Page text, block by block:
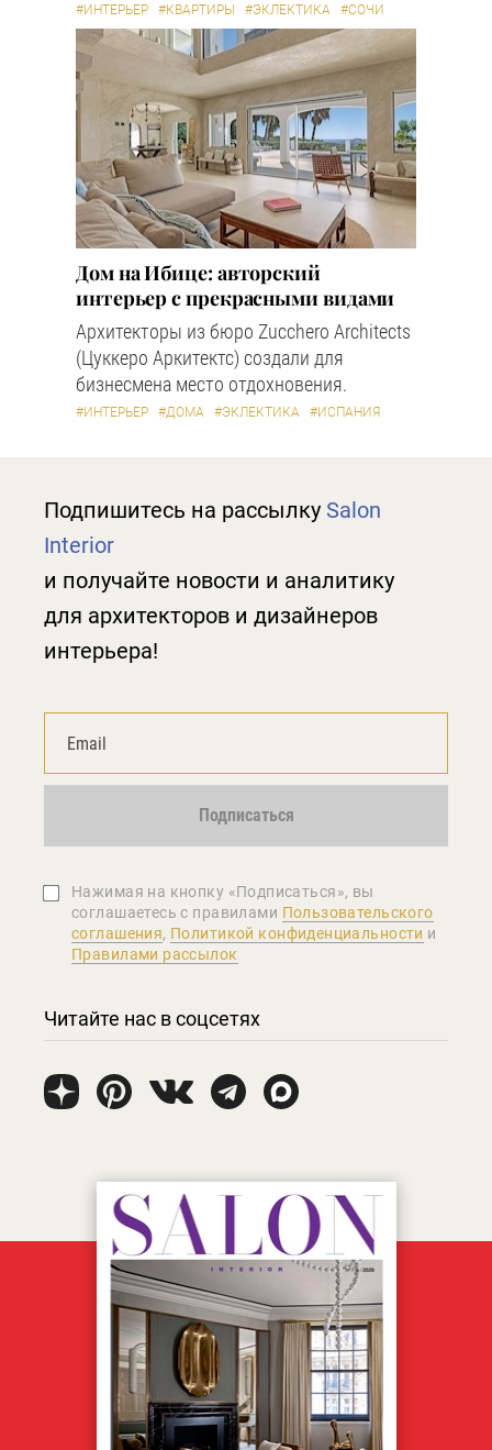
#ИНТЕРЬЕР #КВАРТИРЫ #ЭКЛЕКТИКА #СОЧИ
Дом на Ибице: авторский
интерьер с прекрасными видами
Архитекторы из бюро Zucchero Architects
(Цуккеро Аркитектс) создали для
бизнесмена место отдохновения.
#ИНТЕРЬЕР #ДОМА #ЭКЛЕКТИКА #ИСПАНИЯ
Подпишитесь на рассылку Salon
Interior
и получайте новости и аналитику
для архитекторов и дизайнеров
интерьера!
Подписаться
Нажимая на кнопку «Подписаться», вы
соглашаетеcь с правилами Пользовательского
соглашения, Политикой конфиденциальности и
Правилами рассылок
Читайте нас в соцсетях